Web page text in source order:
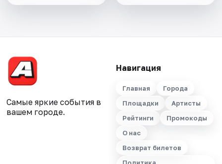
Самые яркие события в
вашем городе.
Навигация
Главная
Города
Площадки
Артисты
Рейтинги
Промокоды
О нас
Возврат билетов